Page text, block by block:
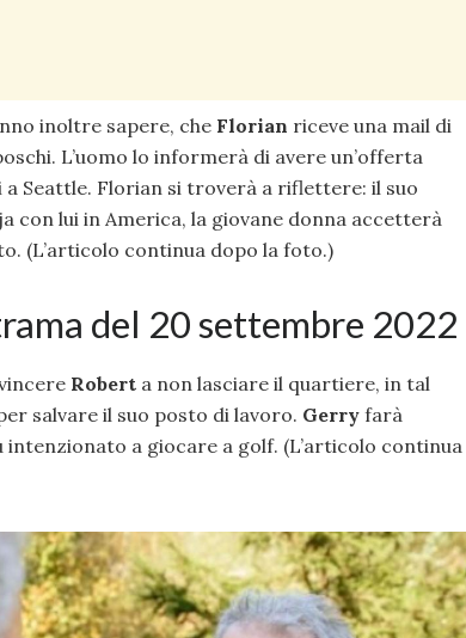
inoltre sapere, che Florian riceve una mail di
L’uomo lo informerà di avere un’offerta
Seattle. Florian si troverà a riflettere: il suo
con lui in America, la giovane donna accetterà
(L’articolo continua dopo la foto.)
del 20 settembre 2022
Robert a non lasciare il quartiere, in tal
salvare il suo posto di lavoro. Gerry farà
intenzionato a giocare a golf. (L’articolo continua